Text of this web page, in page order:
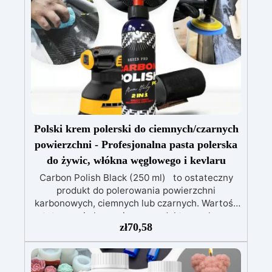
odpornej na promieniowanie UV, łatwej do
wylania.
Pełny zestaw: Zawiera drewno
świerkowe impregnowane, barwniki (biały,
czarny, czerwony, niebieski, żółty), wagę i
narzędzia do mieszania.
Łatwy montaż:
Forma już zmontowana, gotowa do użycia,
oszczędzając czas i zapewniając precyzję.
Polski krem ​​polerski do ciemnych/czarnych
powierzchni - Profesjonalna pasta polerska
do żywic, włókna węglowego i kevlaru
Carbon Polish Black (250 ml) to ostateczny
produkt do polerowania powierzchni
karbonowych, ciemnych lub czarnych. Wartość
estetyczna i ekonomiczna produktu węglowego
jest wysoka, dlatego istotne jest, aby
powierzchnię pokryć specjalnymi i
dedykowanymi produktami, które uwydatnią
piękno „węglowego wyglądu”. Unikanie
zł70,58